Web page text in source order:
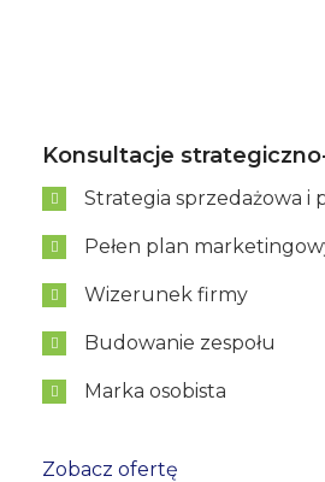
Konsultacje
Strategia sprzedażowa i
Pełen plan
Wizerunek firmy
Budowanie zespołu
Marka osobista
Zobacz ofertę